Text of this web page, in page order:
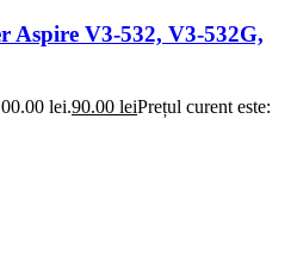
Aspire V3-532, V3-532G,
lei.90.00 leiPrețul curent este: